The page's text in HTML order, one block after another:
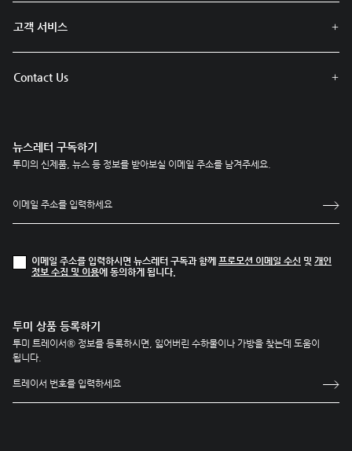
고객 서비스
Contact Us
뉴스레터 구독하기
투미의 신제품, 뉴스 등 정보를 받아보실 이메일 주소를 남겨주세요.
이메일 주소를 입력하시면 뉴스레터 구독과 함께 프로모션 이메일 수신 및 개인
정보 수집 및 이용에 동의하게 됩니다.
투미 상품 등록하기
투미 트레이서® 정보를 등록하시면, 잃어버린 수하물이나 가방을 찾는데 도움이
됩니다.